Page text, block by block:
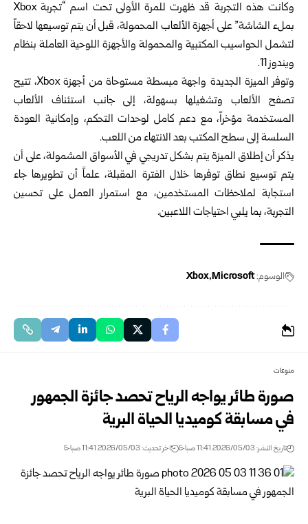
وكانت هذه التجربة قد ظهرت للمرة الأولى تحت اسم “تجربة Xbox
بملء الشاشة” على أجهزة الألعاب المحمولة، قبل أن يتم توسيعها لاحقاً
لتشمل الحواسيب المكتبية والمحمولة والأجهزة اللوحية العاملة بنظام
ويندوز 11.
وتوفر الميزة الجديدة واجهة مبسطة مستوحاة من أجهزة Xbox، تتيح
تصفح الألعاب وتشغيلها بسهولة، إلى جانب استئناف الألعاب
المستخدمة مؤخراً، مع دعم كامل لوحدات التحكم، وإمكانية العودة
السلسة إلى سطح المكتب بعد الانتهاء من اللعب.
يذكر أن إطلاق الميزة يتم بشكل تدريجي في الأسواق المشمولة، على أن
يتم توسيع نطاق توفرها خلال الفترة المقبلة، علماً أن تطويرها جاء
استجابة لملاحظات المستخدمين، مع استمرار العمل على تحسين
التجربة، بما يلبي احتياجات اللاعبين.
الوسوم:Microsoft
Xbox
منوعات
صورة طائر يواجه الرياح تحصد جائزة الجمهور
في مسابقة كوميديا الحياة البرية
تاريخ النشر: 2026/05/03 11:41 صباحًا اخر تحديث: 2026/05/03 11:41 صباحًا